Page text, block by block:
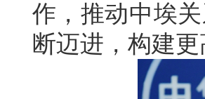
作，推动中埃
断迈进，构建